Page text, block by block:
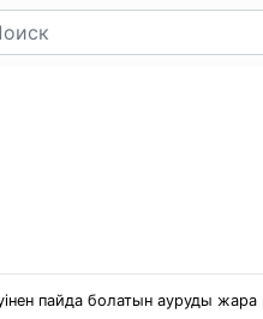
пайда болатын ауруды жара